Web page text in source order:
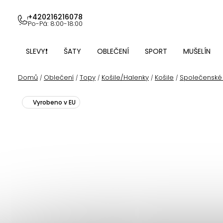
obsah
+420216216078
Po-Pá: 8:00-18:00
SLEVY❗ ŠATY OBLEČENÍ SPORT MUŠELÍN
Domů / Oblečení / Topy / Košile/Halenky / Košile /
Vyrobeno v EU